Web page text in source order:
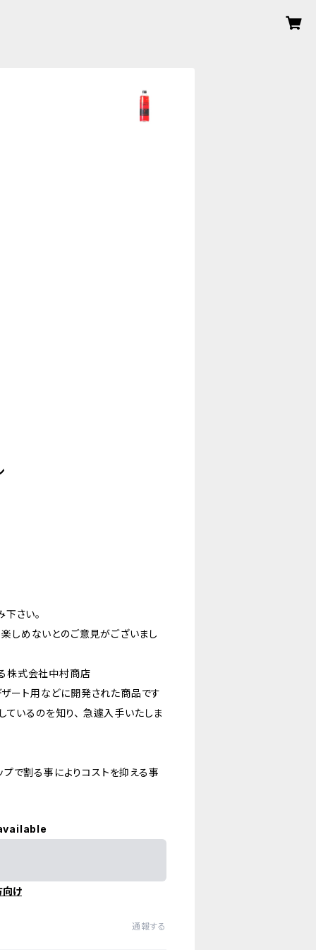
さい。
しめないとのご意見がございまし
株式会社中村商店
ザート用などに開発された商品です
ているのを知り、 急遽入手いたしま
で割る事によりコストを抑える事
向け
通報する